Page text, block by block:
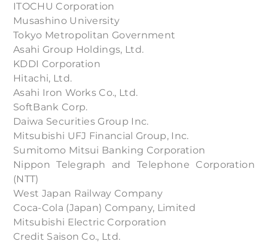
ITOCHU Corporation
Musashino University
Tokyo Metropolitan Government
Asahi Group Holdings, Ltd.
KDDI Corporation
Hitachi, Ltd.
Asahi Iron Works Co., Ltd.
SoftBank Corp.
Daiwa Securities Group Inc.
Mitsubishi UFJ Financial Group, Inc.
Sumitomo Mitsui Banking Corporation
Nippon Telegraph and Telephone Corporation
(NTT)
West Japan Railway Company
Coca-Cola (Japan) Company, Limited
Mitsubishi Electric Corporation
Credit Saison Co., Ltd.